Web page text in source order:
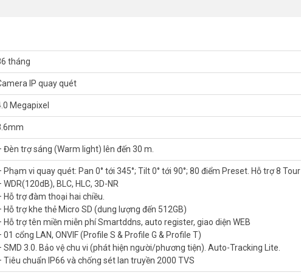
và phản ứng thông minh.
cấm. Bạn nhận thông báo tức thì trên điện thoại.
Cho hình ảnh sắc nét, chi tiết.
hoàn hảo. Hình ảnh rõ ràng ngay cả khi ngược sáng.
động ổn định ngoài trời.
DAHUA DH-IPC-PT2449C1-S-PV-PRO
Preset. Hỗ trợ 8 Tour
tháng
IP quay quét
Megapixel
Đèn trợ sáng (Warm light) lên đến 30 m.
Phạm vi quay quét: Pan 0° tới 345°; Tilt 0° tới 90°; 80 điểm Preset. Hỗ trợ 8 Tour
WDR(120dB), BLC, HLC, 3D-NR
Hỗ trợ đàm thoại hai chiều.
Hỗ trợ khe thẻ Micro SD (dung lượng đến 512GB)
Hỗ trợ tên miền miễn phí Smartddns, auto register, giao diện WEB
01 cổng LAN, ONVIF (Profile S & Profile G & Profile T)
SMD 3.0. Bảo vệ chu vi (phát hiện người/phương tiện). Auto-Tracking Lite.
Tiêu chuẩn IP66 và chống sét lan truyền 2000 TVS